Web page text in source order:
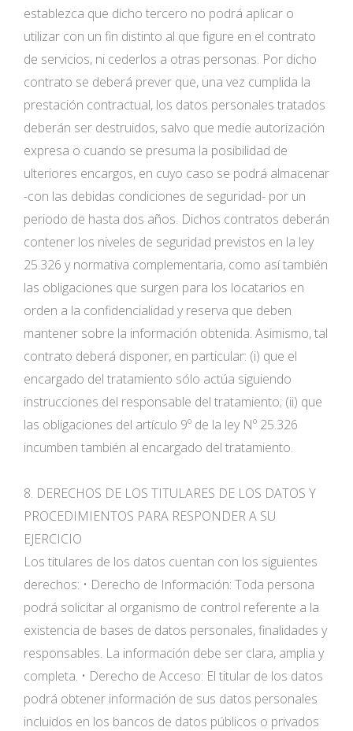
establezca que dicho tercero no podrá aplicar o
utilizar con un fin distinto al que figure en el contrato
de servicios, ni cederlos a otras personas. Por dicho
contrato se deberá prever que, una vez cumplida la
prestación contractual, los datos personales tratados
deberán ser destruidos, salvo que medie autorización
expresa o cuando se presuma la posibilidad de
ulteriores encargos, en cuyo caso se podrá almacenar
-con las debidas condiciones de seguridad- por un
periodo de hasta dos años. Dichos contratos deberán
contener los niveles de seguridad previstos en la ley
25.326 y normativa complementaria, como así también
las obligaciones que surgen para los locatarios en
orden a la confidencialidad y reserva que deben
mantener sobre la información obtenida. Asimismo, tal
contrato deberá disponer, en particular: (i) que el
encargado del tratamiento sólo actúa siguiendo
instrucciones del responsable del tratamiento; (ii) que
las obligaciones del artículo 9º de la ley Nº 25.326
incumben también al encargado del tratamiento.
8. DERECHOS DE LOS TITULARES DE LOS DATOS Y
PROCEDIMIENTOS PARA RESPONDER A SU
EJERCICIO
Los titulares de los datos cuentan con los siguientes
derechos: • Derecho de Información: Toda persona
podrá solicitar al organismo de control referente a la
existencia de bases de datos personales, finalidades y
responsables. La información debe ser clara, amplia y
completa. • Derecho de Acceso: El titular de los datos
podrá obtener información de sus datos personales
incluidos en los bancos de datos públicos o privados